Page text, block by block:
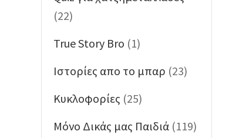
(22)
True Story Bro (1)
Ιστορίες απο το μπαρ (23)
Κυκλοφορίες (25)
Μόνο Δικάς μας Παιδιά (119)